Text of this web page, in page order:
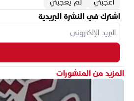
اشترك في النشرة البريدية
المزيد من المنشورات